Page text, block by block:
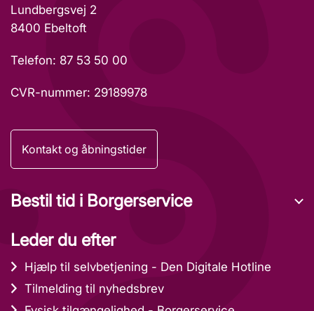
Lundbergsvej 2
8400 Ebeltoft
Telefon: 87 53 50 00
CVR-nummer: 29189978
Kontakt og åbningstider
Bestil tid i Borgerservice
Leder du efter
Hjælp til selvbetjening - Den Digitale Hotline
Tilmelding til nyhedsbrev